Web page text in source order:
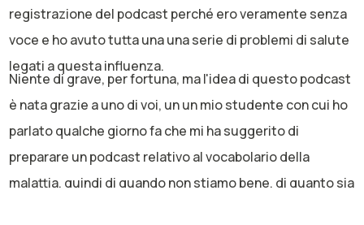
registrazione del podcast perché ero veramente senza
voce e ho avuto tutta una una serie di problemi di salute
legati a questa influenza.
Niente di grave, per fortuna, ma l'idea di questo podcast
è nata grazie a uno di voi, un un mio studente con cui ho
parlato qualche giorno fa che mi ha suggerito di
preparare un podcast relativo al vocabolario della
malattia, quindi di quando non stiamo bene, di quanto sia